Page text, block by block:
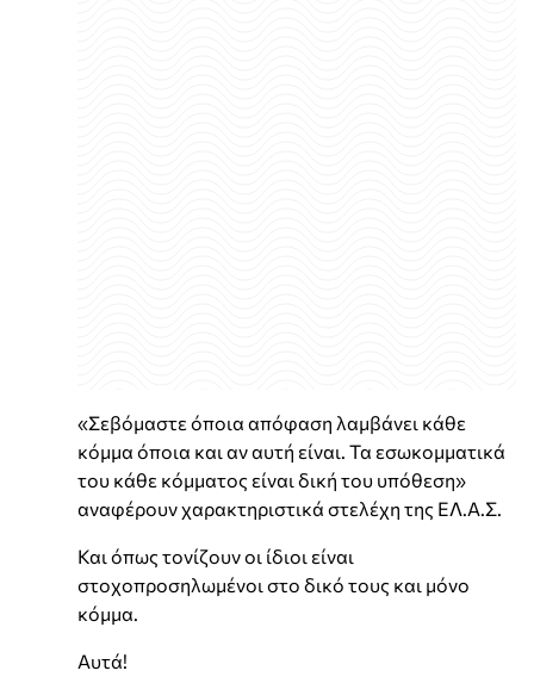
«Σεβόμαστε όποια απόφαση λαμβάνει κάθε
κόμμα όποια και αν αυτή είναι. Τα εσωκομματικά
του κάθε κόμματος είναι δική του υπόθεση»
αναφέρουν χαρακτηριστικά στελέχη της ΕΛ.Α.Σ.
Και όπως τονίζουν οι ίδιοι είναι
στοχοπροσηλωμένοι στο δικό τους και μόνο
κόμμα.
Αυτά!